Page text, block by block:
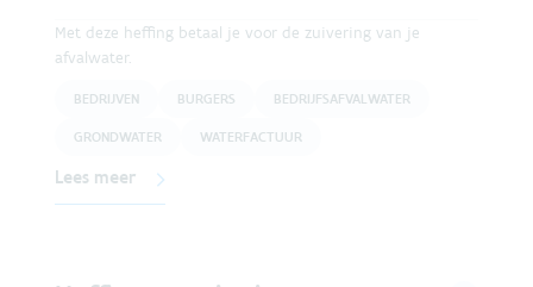
Met deze heffing betaal je voor de zuivering van je
afvalwater.
BEDRIJVEN BURGERS BEDRIJFSAFVALWATER
GRONDWATER WATERFACTUUR
Lees meer